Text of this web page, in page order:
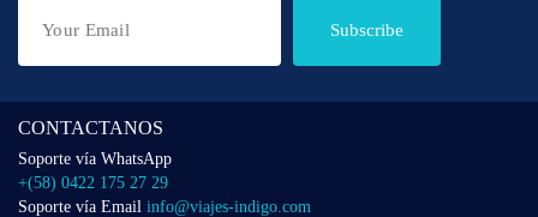
Subscribe
CONTACTANOS
Soporte vía WhatsApp
+(58) 0422 175 27 29
Soporte vía Email info@viajes-indigo.com